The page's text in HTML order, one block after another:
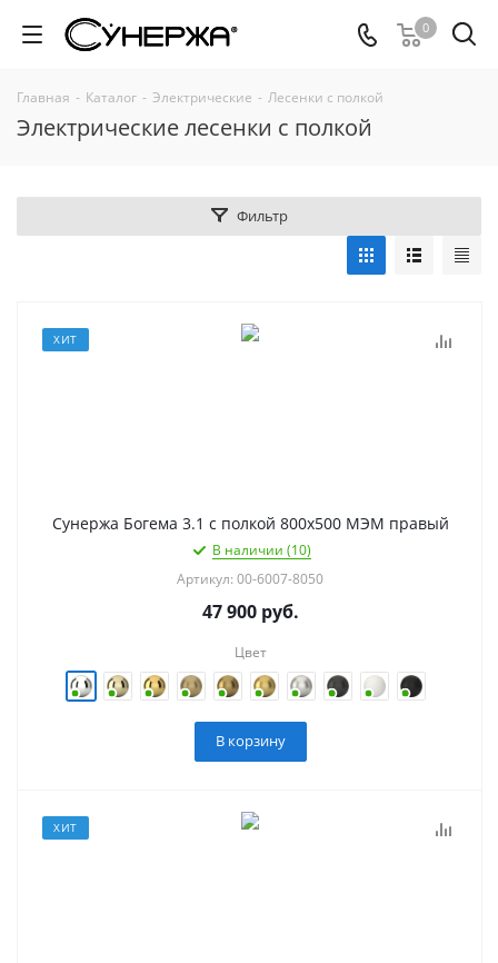
0
Главная - Каталог - Электрические - Лесенки с полкой
Электрические лесенки с полкой
Фильтр
ХИТ
Сунержа Богема 3.1 с полкой 800х500 МЭМ правый
В наличии (10)
Артикул: 00-6007-8050
47 900руб.
Цвет
В корзину
ХИТ